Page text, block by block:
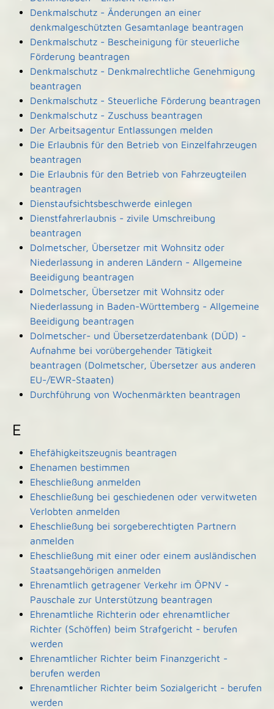
Denkmalschutz - Änderungen an einer
denkmalgeschützten Gesamtanlage beantragen
Denkmalschutz - Bescheinigung für steuerliche
Förderung beantragen
Denkmalschutz - Denkmalrechtliche Genehmigung
beantragen
Denkmalschutz - Steuerliche Förderung beantragen
Denkmalschutz - Zuschuss beantragen
Der Arbeitsagentur Entlassungen melden
Die Erlaubnis für den Betrieb von Einzelfahrzeugen
beantragen
Die Erlaubnis für den Betrieb von Fahrzeugteilen
beantragen
Dienstaufsichtsbeschwerde einlegen
Dienstfahrerlaubnis - zivile Umschreibung
beantragen
Dolmetscher, Übersetzer mit Wohnsitz oder
Niederlassung in anderen Ländern - Allgemeine
Beeidigung beantragen
Dolmetscher, Übersetzer mit Wohnsitz oder
Niederlassung in Baden-Württemberg - Allgemeine
Beeidigung beantragen
Dolmetscher- und Übersetzerdatenbank (DÜD) -
Aufnahme bei vorübergehender Tätigkeit
beantragen (Dolmetscher, Übersetzer aus anderen
EU-/EWR-Staaten)
Durchführung von Wochenmärkten beantragen
E
Ehefähigkeitszeugnis beantragen
Ehenamen bestimmen
Eheschließung anmelden
Eheschließung bei geschiedenen oder verwitweten
Verlobten anmelden
Eheschließung bei sorgeberechtigten Partnern
anmelden
Eheschließung mit einer oder einem ausländischen
Staatsangehörigen anmelden
Ehrenamtlich getragener Verkehr im ÖPNV -
Pauschale zur Unterstützung beantragen
Ehrenamtliche Richterin oder ehrenamtlicher
Richter (Schöffen) beim Strafgericht - berufen
werden
Ehrenamtlicher Richter beim Finanzgericht -
berufen werden
Ehrenamtlicher Richter beim Sozialgericht - berufen
werden